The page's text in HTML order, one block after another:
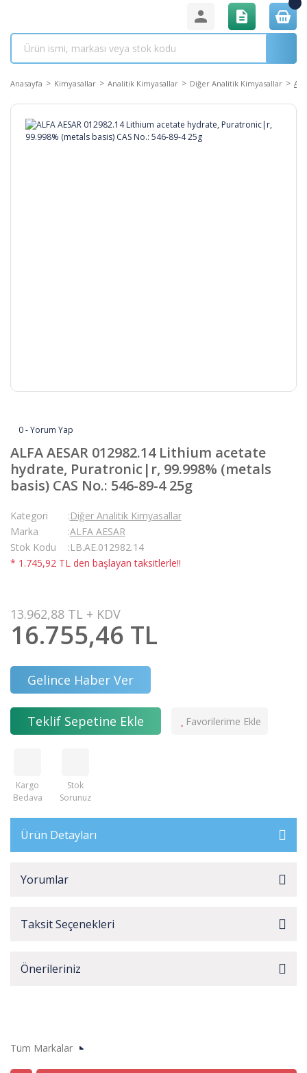
Anasayfa Kimyasallar Analitik Kimyasallar Diğer Analitik Kimyasallar
0 - Yorum Yap
ALFA AESAR 012982.14 Lithium acetate
hydrate, Puratronic|r, 99.998% (metals
basis) CAS No.: 546-89-4 25g
Kategori
Diğer Analitik Kimyasallar
Marka
ALFA AESAR
Stok Kodu
LB.AE.012982.14
* 1.745,92 TL den başlayan taksitlerle!!
13.962,88 TL + KDV
16.755,46 TL
Gelince Haber Ver
Teklif Sepetine Ekle
Kargo
Bedava
Stok
Sorunuz
Ürün Detayları
Yorumlar
Taksit Seçenekleri
Önerileriniz
Tüm Markalar